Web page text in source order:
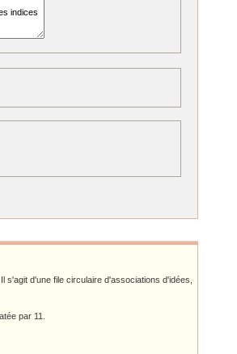
d'une file circulaire d'associations d'idées,
par 11.